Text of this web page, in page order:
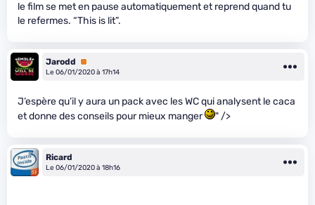
le film se met en pause automatiquement et reprend quand tu
le refermes. “This is lit”.
Jarodd
Premium
Le 06/01/2020 à 17h14
J’espère qu’il y aura un pack avec les WC qui analysent le caca
et donne des conseils pour mieux manger
" />
Ricard
Le 06/01/2020 à 18h16